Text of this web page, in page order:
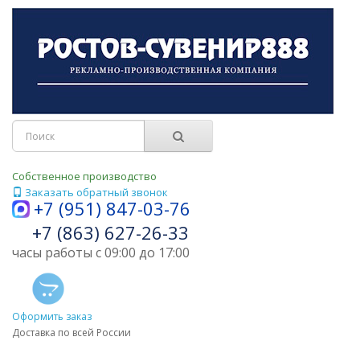
Собственное производство
Заказать обратный звонок
+7 (951) 847-03-76
+7 (863) 627-26-33
часы работы с 09:00 до 17:00
Оформить заказ
Доставка по всей России